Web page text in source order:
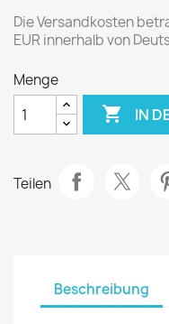
Die Versandkosten
EUR innerhalb von
Menge
 IN
Teilen
Beschreibung